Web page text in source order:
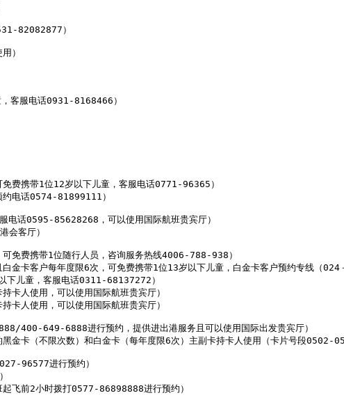
82082877）
）
客服电话0931-8168466）
费携带1位12岁以下儿童，客服电话0771-96365）
约电话0574-81899111）
电话0595-85628268，可以使用国际航班贵宾厅）
会客厅）
免费携带1位随行人员，咨询服务热线4006-788-938）
金卡客户每年度限6次，可免费携带1位13岁以下儿童，白金卡客户预约专线
下儿童，客服电话0311-68137272）
卡人使用，可以使用国际航班贵宾厅）
卡人使用，可以使用国际航班贵宾厅）
400-649-6888进行预约，提供进出港服务且可以使用国际出发贵宾厅）
金卡（不限次数）和白金卡（每年度限6次）主副卡持卡人使用（卡片号段0502-
96577进行预约）
飞前2小时拨打0577-86898888进行预约）